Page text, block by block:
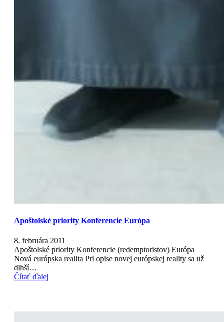
Apoštolské priority Konferencie Európa
8. februára 2011
Apoštolské priority Konferencie (redemptoristov) Európa
Nová európska realita Pri opise novej európskej reality sa už
dlhší…
Čítať ďalej